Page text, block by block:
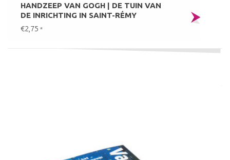
HANDZEEP VAN GOGH | DE TUIN VAN
DE INRICHTING IN SAINT-RÉMY
€2,75 *